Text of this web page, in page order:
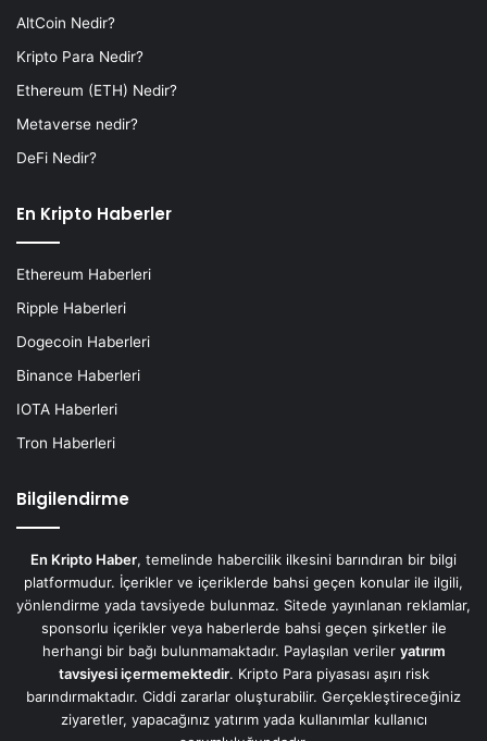
AltCoin Nedir?
Kripto Para Nedir?
Ethereum (ETH) Nedir?
Metaverse nedir?
DeFi Nedir?
En Kripto Haberler
Ethereum Haberleri
Ripple Haberleri
Dogecoin Haberleri
Binance Haberleri
IOTA Haberleri
Tron Haberleri
Bilgilendirme
En Kripto Haber, temelinde habercilik ilkesini barındıran bir bilgi
platformudur. İçerikler ve içeriklerde bahsi geçen konular ile ilgili,
yönlendirme yada tavsiyede bulunmaz. Sitede yayınlanan reklamlar,
sponsorlu içerikler veya haberlerde bahsi geçen şirketler ile
herhangi bir bağı bulunmamaktadır. Paylaşılan veriler yatırım
tavsiyesi içermemektedir. Kripto Para piyasası aşırı risk
barındırmaktadır. Ciddi zararlar oluşturabilir. Gerçekleştireceğiniz
ziyaretler, yapacağınız yatırım yada kullanımlar kullanıcı